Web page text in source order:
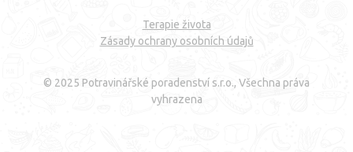
© 2025 Potravinářské poradenství s.r.o., Všechna práva
vyhrazena
Terapie života
Zásady ochrany osobních údajů